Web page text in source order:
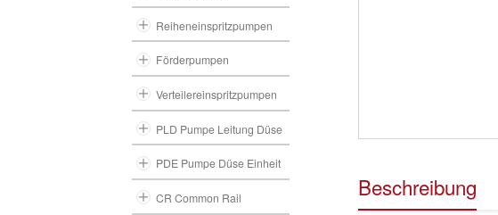
Beschreibung
Reiheneinspritzpumpen
Förderpumpen
Verteilereinspritzpumpen
PLD Pumpe Leitung Düse
PDE Pumpe Düse Einheit
CR Common Rail